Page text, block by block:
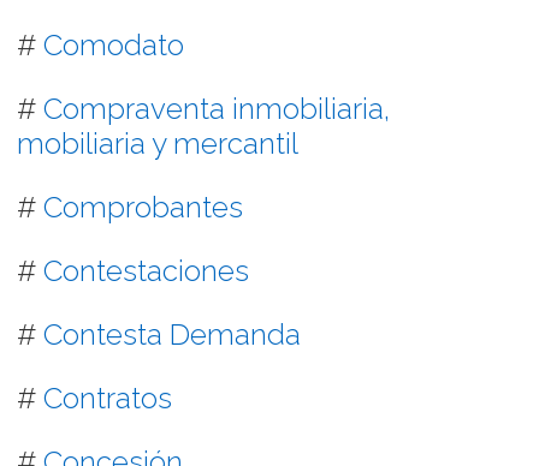
# Comodato
# Compraventa inmobiliaria,
mobiliaria y mercantil
# Comprobantes
# Contestaciones
# Contesta Demanda
# Contratos